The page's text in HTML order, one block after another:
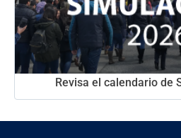
Revisa el calendario de